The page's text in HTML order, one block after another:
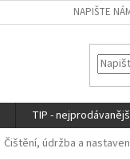
NAPIŠTE
TIP -
Čištění, údržba a